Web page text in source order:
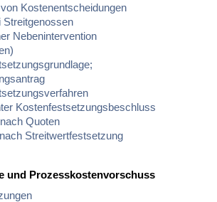
Kostenentscheidungen
Streitgenossen
Nebenintervention
Kostenfestsetzungsbeschluss
Quoten
Streitwertfestsetzung
und Prozesskostenvorschuss